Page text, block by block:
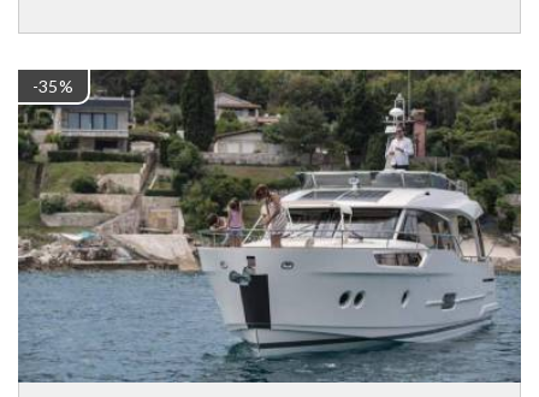
-35%